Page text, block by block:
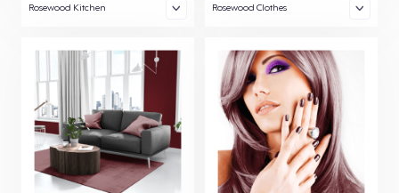
Rosewood Kitchen Rosewood Clothes